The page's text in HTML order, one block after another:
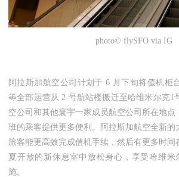
photo© flySFO via IG
阿拉斯加航空公司计划于 6 月下旬将值机柜
等全部运营从 2 号航站楼搬迁至哈维米尔克1
空公司和其他寰宇一家成员航空公司所在地点
班的乘客提供更多便利。阿拉斯加航空全新的
旅客能更高效完成值机手续，然后有更多时间
夏开放的新休息室中放松身心，享受哈维米
施。